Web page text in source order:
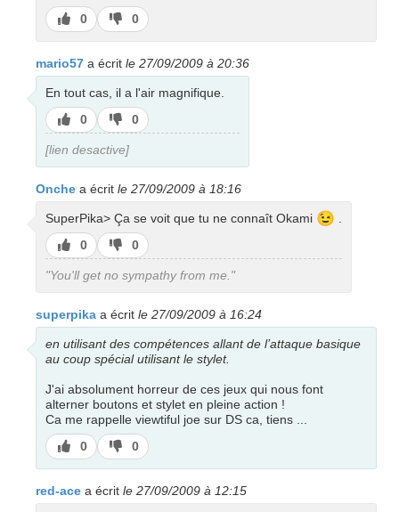
J’aime
0
J’aime
pas
0
mario57 a écrit le 27/09/2009 à 20:36
En tout cas, il a l'air magnifique.
J’aime
0
J’aime
pas
0
[lien desactive]
Onche a écrit le 27/09/2009 à 18:16
SuperPika> Ça se voit que tu ne connaît Okami 😉
J’aime
0
J’aime
pas
0
"You'll get no sympathy from me."
superpika a écrit le 27/09/2009 à 16:24
en utilisant des compétences allant de l’attaque basique
au coup spécial utilisant le stylet.
J'ai absolument horreur de ces jeux qui nous font
alterner boutons et stylet en pleine action !
Ca me rappelle viewtiful joe sur DS ca, tiens ...
J’aime
0
J’aime
pas
0
red-ace a écrit le 27/09/2009 à 12:15